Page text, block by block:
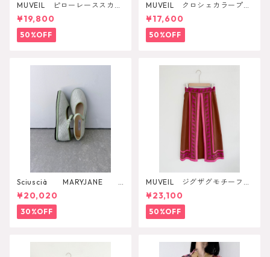
MUVEIL ピローレーススカー
ト
¥19,800
50%OFF
MUVEIL クロシェカラープル
オーバー
¥17,600
50%OFF
Sciuscià MARYJANE
（ARTICHOKE）
¥20,020
30%OFF
MUVEIL ジグザグモチーフス
カート
¥23,100
50%OFF